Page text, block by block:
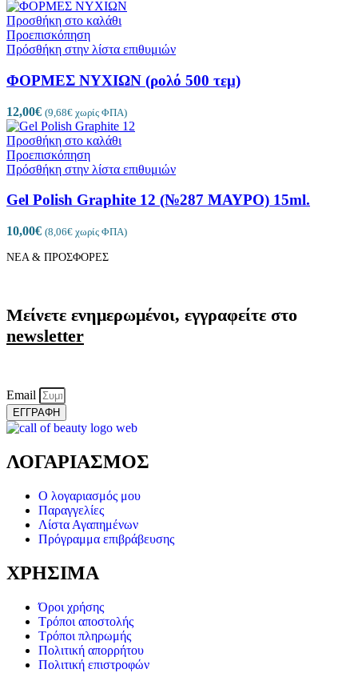
Προσθήκη στο καλάθι
Προεπισκόπηση
Πρόσθήκη στην λίστα επιθυμιών
ΦΟΡΜΕΣ ΝΥΧΙΩΝ (ρολό 500 τεμ)
12,00€ (9,68€ χωρίς ΦΠΑ)
Προσθήκη στο καλάθι
Προεπισκόπηση
Πρόσθήκη στην λίστα επιθυμιών
Gel Polish Graphite 12 (№287 ΜΑΥΡΟ) 15ml.
10,00€ (8,06€ χωρίς ΦΠΑ)
ΝΕΑ & ΠΡΟΣΦΟΡΕΣ
Μείνετε ενημερωμένοι, εγγραφείτε στο
newsletter
Email
ΕΓΓΡΑΦΗ
ΛΟΓΑΡΙΑΣΜΟΣ
Ο λογαριασμός μου
Παραγγελίες
Λίστα Αγαπημένων
Πρόγραμμα επιβράβευσης
ΧΡΗΣΙΜΑ
Όροι χρήσης
Τρόποι αποστολής
Τρόποι πληρωμής
Πολιτική απορρήτου
Πολιτική επιστροφών